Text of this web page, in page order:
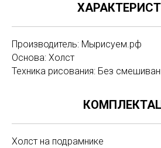
Производитель: Мырисуем.рф
Основа: Холст
Техника рисования: Без
Холст на подрамнике